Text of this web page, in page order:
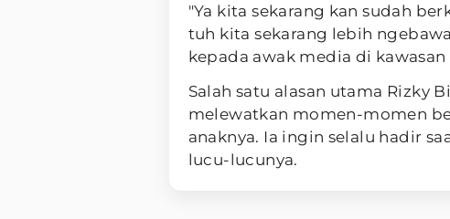
"Ya kita sekarang kan sudah
tuh kita sekarang lebih
kepada awak media di kawasan
Salah satu alasan utama Rizky
melewatkan momen-momen
anaknya. Ia ingin selalu hadir
lucu-lucunya.